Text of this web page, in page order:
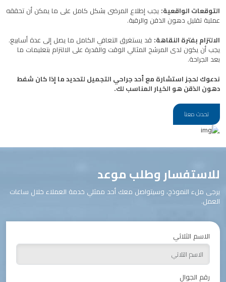
التوقعات الواقعية: يجب إطلاع المرضى بشكل كامل على ما يمكن أن تحققه
عملية تقليل دهون الذقن والرقبة.
الالتزام بفترة النقاهة: قد يستغرق التعافي الكامل ما يصل إلى عدة أسابيع.
يجب أن يكون لدى المرشح المثالي الوقت والقدرة على الالتزام بتعليمات ما
بعد الجراحة.
ندعوك لحجز استشارة مع أحد جراحي التجميل لتحديد ما إذا كان شفط
دهون الذقن هو الخيار المناسب لك.
تحدث معنا
للاستفسار وطلب موعد
يرجى ملء النموذج، وسيتواصل معك أحد ممثلي خدمة العملاء خلال ساعات
العمل.
الاسم الثلاثي
رقم الجوال